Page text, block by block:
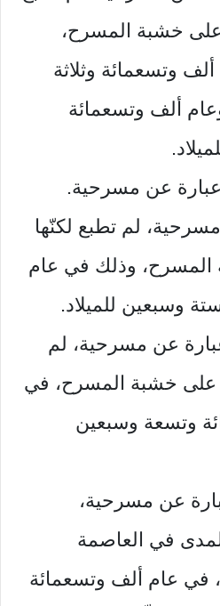
على خشبة المسرح،
وتسعمائة وثلاثة
ألف وتسعمائة
عبارة عن مسرحية.
لم تطبع لكنّها
وذلك في عام
وسبعين للميلاد.
عن مسرحية، لم
على خشبة المسرح، في
وتسعة وسبعين
عن مسرحية،
في العاصمة
في عام ألف وتسعمائة